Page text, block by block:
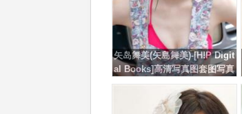
矢岛舞美(矢島舞美)-[H!P Digit
al Books]高清写真图套图写真